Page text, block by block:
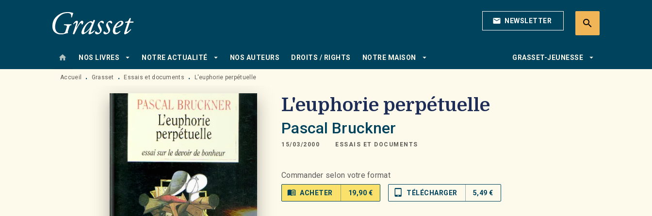
MENU RECHERCHE mail NEWSLETTER search
home NOS LIVRES arrow_drop_down NOTRE ACTUALITÉ arrow_drop_down NOS AUTEURS DROITS / RIGHTS NOTRE MAISON arrow_drop_down GRASSET-JEUNESSE arrow_drop_down
Accueil • Grasset • Essais et documents • L'euphorie perpétuelle
L'euphorie perpétuelle
Pascal Bruckner
15/03/2000 ESSAIS ET DOCUMENTS
Commander selon votre format
menu_book ACHETER 19,90 € tablet_mac TÉLÉCHARGER 5,49 €